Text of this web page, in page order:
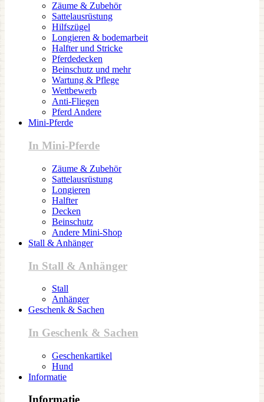
Zäume & Zubehör
Sattelausrüstung
Hilfszügel
Longieren & bodemarbeit
Halfter und Stricke
Pferdedecken
Beinschutz und mehr
Wartung & Pflege
Wettbewerb
Anti-Fliegen
Pferd Andere
Mini-Pferde
In Mini-Pferde
Zäume & Zubehör
Sattelausrüstung
Longieren
Halfter
Decken
Beinschutz
Andere Mini-Shop
Stall & Anhänger
In Stall & Anhänger
Stall
Anhänger
Geschenk & Sachen
In Geschenk & Sachen
Geschenkartikel
Hund
Informatie